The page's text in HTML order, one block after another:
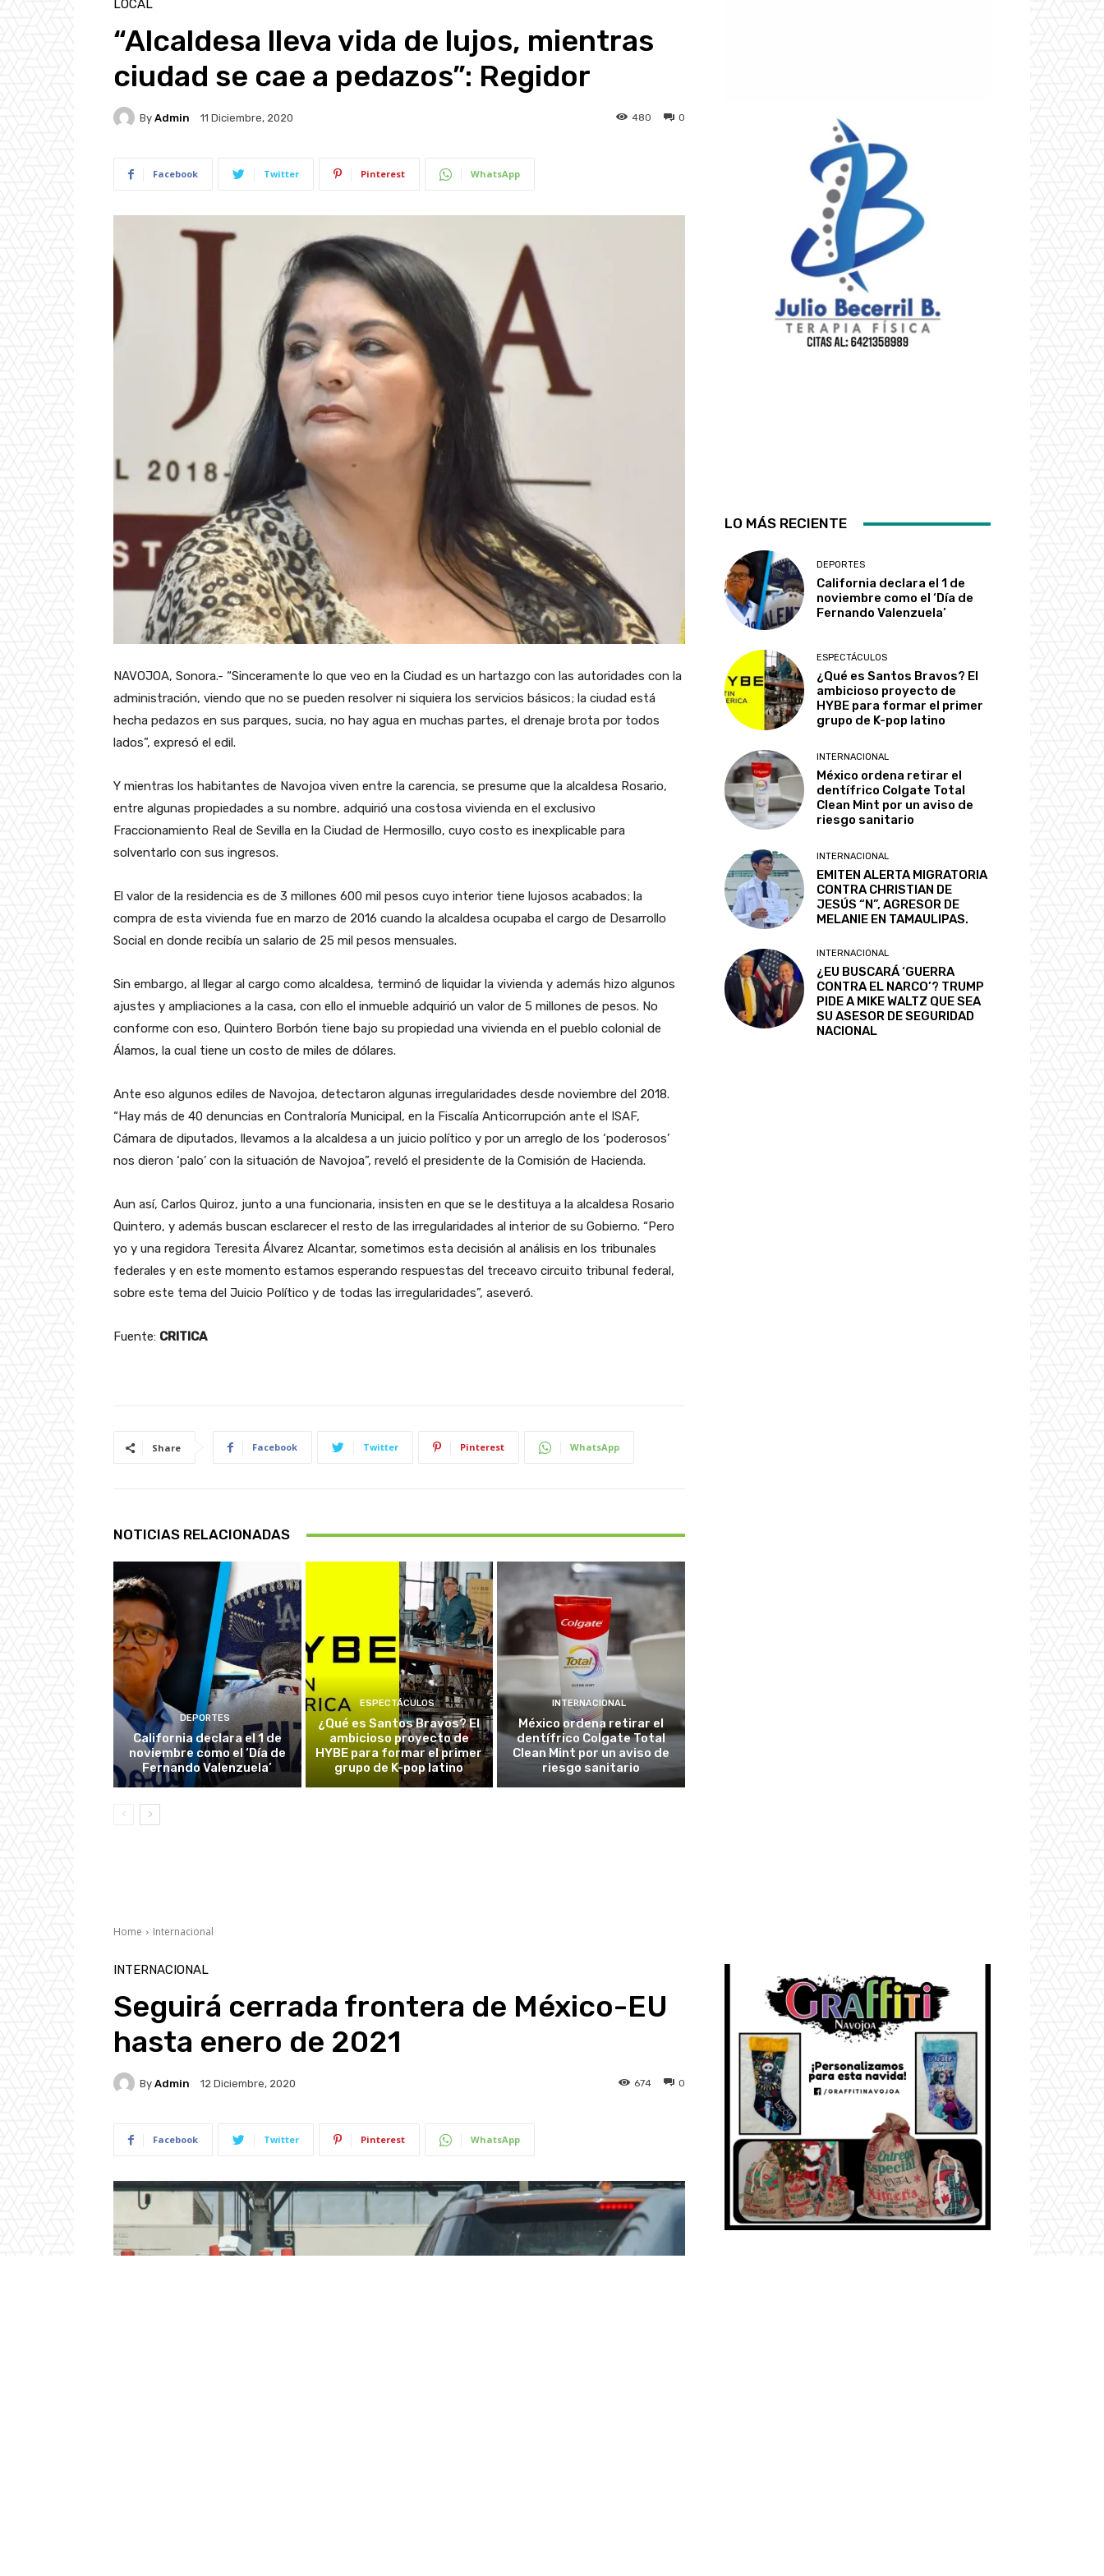
LOCAL
“Alcaldesa lleva vida de lujos, mientras
ciudad se cae a pedazos”: Regidor
By Admin 11 Diciembre, 2020 0
480
Facebook Twitter Pinterest WhatsApp
NAVOJOA, Sonora.- “Sinceramente lo que veo en la Ciudad es un hartazgo con las autoridades con la
administración, viendo que no se pueden resolver ni siquiera los servicios básicos; la ciudad está
hecha pedazos en sus parques, sucia, no hay agua en muchas partes, el drenaje brota por todos
lados”, expresó el edil.
Y mientras los habitantes de Navojoa viven entre la carencia, se presume que la alcaldesa Rosario,
entre algunas propiedades a su nombre, adquirió una costosa vivienda en el exclusivo
Fraccionamiento Real de Sevilla en la Ciudad de Hermosillo, cuyo costo es inexplicable para
solventarlo con sus ingresos.
El valor de la residencia es de 3 millones 600 mil pesos cuyo interior tiene lujosos acabados; la
compra de esta vivienda fue en marzo de 2016 cuando la alcaldesa ocupaba el cargo de Desarrollo
Social en donde recibía un salario de 25 mil pesos mensuales.
Sin embargo, al llegar al cargo como alcaldesa, terminó de liquidar la vivienda y además hizo algunos
ajustes y ampliaciones a la casa, con ello el inmueble adquirió un valor de 5 millones de pesos. No
conforme con eso, Quintero Borbón tiene bajo su propiedad una vivienda en el pueblo colonial de
Álamos, la cual tiene un costo de miles de dólares.
Ante eso algunos ediles de Navojoa, detectaron algunas irregularidades desde noviembre del 2018.
“Hay más de 40 denuncias en Contraloría Municipal, en la Fiscalía Anticorrupción ante el ISAF,
Cámara de diputados, llevamos a la alcaldesa a un juicio político y por un arreglo de los ‘poderosos’
nos dieron ‘palo’ con la situación de Navojoa”, reveló el presidente de la Comisión de Hacienda.
Aun así, Carlos Quiroz, junto a una funcionaria, insisten en que se le destituya a la alcaldesa Rosario
Quintero, y además buscan esclarecer el resto de las irregularidades al interior de su Gobierno. “Pero
yo y una regidora Teresita Álvarez Alcantar, sometimos esta decisión al análisis en los tribunales
federales y en este momento estamos esperando respuestas del treceavo circuito tribunal federal,
sobre este tema del Juicio Político y de todas las irregularidades”, aseveró.
Fuente: CRITICA
Share Facebook Twitter Pinterest WhatsApp
NOTICIAS RELACIONADAS
DEPORTES
California declara el 1 de
noviembre como el ‘Día de
Fernando Valenzuela’
ESPECTÁCULOS
¿Qué es Santos Bravos? El
ambicioso proyecto de
HYBE para formar el primer
grupo de K-pop latino
INTERNACIONAL
México ordena retirar el
dentífrico Colgate Total
Clean Mint por un aviso de
riesgo sanitario
LO MÁS RECIENTE
DEPORTES
California declara el 1 de
noviembre como el ‘Día de
Fernando Valenzuela’
ESPECTÁCULOS
¿Qué es Santos Bravos? El
ambicioso proyecto de
HYBE para formar el primer
grupo de K-pop latino
INTERNACIONAL
México ordena retirar el
dentífrico Colgate Total
Clean Mint por un aviso de
riesgo sanitario
INTERNACIONAL
EMITEN ALERTA MIGRATORIA
CONTRA CHRISTIAN DE
JESÚS “N”, AGRESOR DE
MELANIE EN TAMAULIPAS.
INTERNACIONAL
¿EU BUSCARÁ ‘GUERRA
CONTRA EL NARCO’? TRUMP
PIDE A MIKE WALTZ QUE SEA
SU ASESOR DE SEGURIDAD
NACIONAL